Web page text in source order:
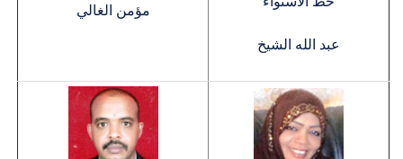
عبد الله الشيخ
مؤمن الغالي